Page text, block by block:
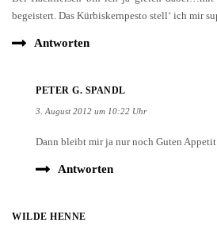
begeistert. Das Kürbiskernpesto stell‘ ich mir
Antworten
PETER G. SPANDL
3. August 2012 um 10:22 Uhr
Dann bleibt mir ja nur noch Guten
Antworten
WILDE HENNE